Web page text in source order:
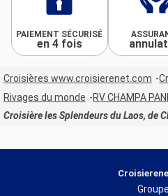
PAIEMENT SÉCURISÉ
en 4 fois
Croisières www.croisierenet.com
Rivages du monde
RV CHAMPA
Croisière les Splendeurs du Laos, de